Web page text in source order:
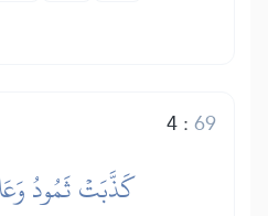
4:69
كَذَّبَتۡ ثَمُودُ